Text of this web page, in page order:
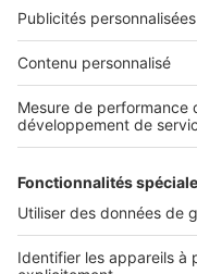
NOS APPLICATIONS
Découvrez nos applications
Tous nos services pro
Accès client
Mes annonces sur SeLoger